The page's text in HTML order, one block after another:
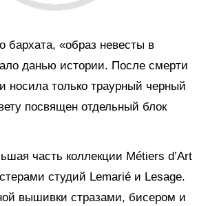
бархата, «образ невесты в
данью истории. После смерти
носила только траурный черный
посвящен отдельный блок
часть коллекции Métiers d’Art
студий Lemarié и Lesage.
вышивки стразами, бисером и